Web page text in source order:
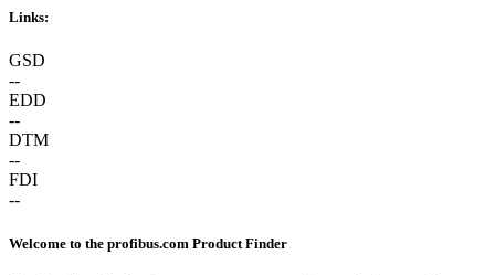
Links:
GSD
--
EDD
--
DTM
--
FDI
--
Welcome to the profibus.com Product Finder